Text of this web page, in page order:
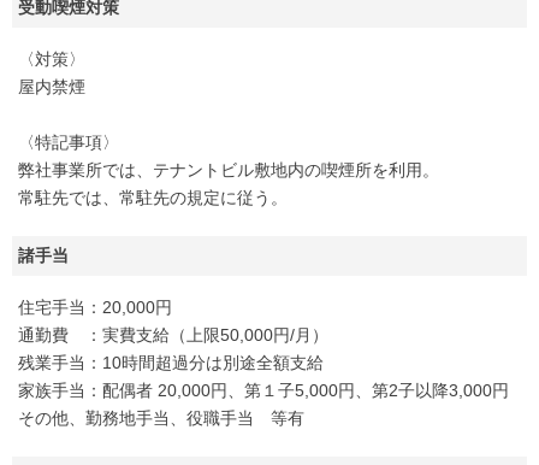
受動喫煙対策
〈対策〉
屋内禁煙
〈特記事項〉
弊社事業所では、テナントビル敷地内の喫煙所を利用。
常駐先では、常駐先の規定に従う。
諸手当
住宅手当：20,000円
通勤費 ：実費支給（上限50,000円/月）
残業手当：10時間超過分は別途全額支給
家族手当：配偶者 20,000円、第１子5,000円、第2子以降3,000円
その他、勤務地手当、役職手当 等有